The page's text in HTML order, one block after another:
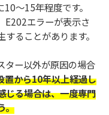
〜15年程度です。
E202エラーが表示さ
ることがあります。
ター以外が原因の場合
置から10年以上経過し
じる場合は、一度専門
。